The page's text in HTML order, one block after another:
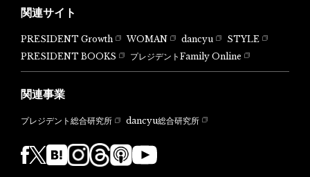
関連サイト
PRESIDENT Growth WOMAN dancyu
STYLE
PRESIDENT BOOKS
プレジデントFamily Online
関連事業
プレジデント総合研究所 dancyu総合研究所